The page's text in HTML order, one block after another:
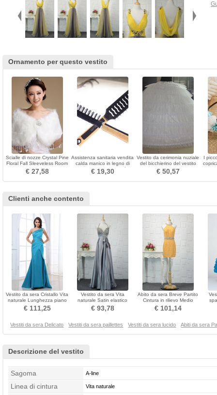
Ornamento per questo vestito
Scialle di nozze Crystal Pine
Floral Fall Sleeveless Room
€ 27,58
Assistenza sanitaria vendita
calda manico in legno di
plastica di alta qualità
piccolo specchio
€ 19,30
Vestito da cerimonia nuziale
del bicchierino del vestito
lungo sei bordi vita elastica
dell'annata
€ 50,57
I
Clienti anche contento
Vestito da sera Cristallo Vita
naturale Lunghezza piano
Inverno
€ 111,25
Vestito da sera Vita
naturale Satin elastico
effetto Autunno Senza
maniche
€ 93,78
Abito da sera Breve Partito
Cintura in rilievo Medio
Gioiello
€ 101,14
Vestiti da sera Delicato Vestiti da sera paillettes Vestiti da sera lucido Abiti da sera
Descrizione del vestito
Sagoma A-line
Linea di cintura Vita naturale